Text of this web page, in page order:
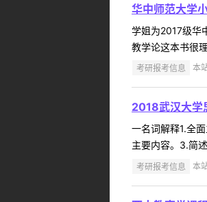
华中师范大学
学姐为2017级华
教学论这本书很
考研报考信息 本
2018武汉大学
一名词解释1.全
主要内容。3.简
考研报考信息 本